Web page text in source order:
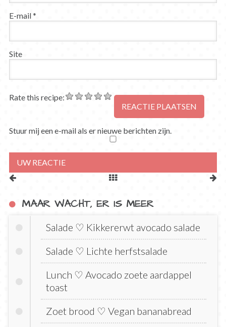
E-mail*
Site
Rate this recipe:
Stuur mij een e-mail als er nieuwe berichten zijn.
MAAR WACHT, ER IS MEER
Salade ♡ Kikkererwt avocado salade
Salade ♡ Lichte herfstsalade
Lunch ♡ Avocado zoete aardappel
toast
Zoet brood ♡ Vegan bananabread